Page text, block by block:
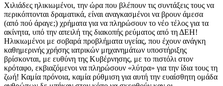
Χιλιάδες ηλικιωμένοι, την ώρα που βλέπουν τις συντάξεις τους να
περικόπτονται δραματικά, είναι αναγκασμένοι να βρουν άμεσα
(από πού άραγε;) χρήματα για να πληρώσουν το νέο τέλος για τα
ακίνητα, υπό την απειλή της διακοπής ρεύματος από τη ΔΕΗ!
Ηλικιωμένοι με σοβαρά προβλήματα υγείας, που έχουν ανάγκη
καθημερινής χρήσης ιατρικών μηχανημάτων υποστήριξης
βρίσκονται, με ευθύνη της Κυβέρνησης, με το πιστόλι στον
κρόταφο, εκβιαζόμενοι να πληρώσουν «λύτρα» για την ίδια τους τη
ζωή! Καμία πρόνοια, καμία ρύθμιση για αυτή την ευαίσθητη ομάδα